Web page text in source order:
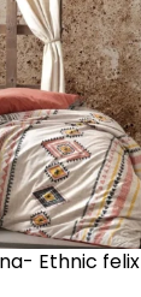
Ethnic felix